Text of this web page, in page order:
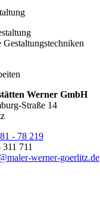
Gestaltungstechniken
Werner GmbH
Straße 14
- 78 219
711
werner-goerlitz.de